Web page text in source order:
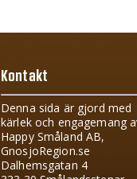
Kontakt
Denna sida är gjord med
kärlek och engagemang
Happy Småland AB,
GnosjoRegion.se
Dalhemsgatan 4